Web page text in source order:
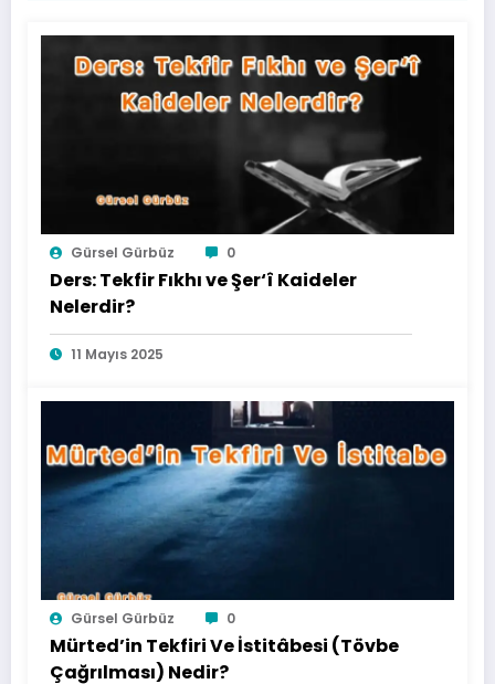
Gürsel Gürbüz 0
Ders: Tekfir Fıkhı ve Şer‘î Kaideler
Nelerdir?
11 Mayıs 2025
Gürsel Gürbüz 0
Mürted’in Tekfiri Ve İstitâbesi (Tövbe
Çağrılması) Nedir?